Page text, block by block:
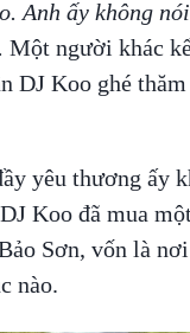
Anh ấy không
Một người khác
DJ Koo ghé
yêu thương ấy
Koo đã mua
Sơn, vốn là
nào.